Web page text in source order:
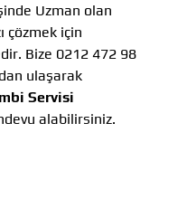
Uzman olan
çözmek için
Bize 0212 472 98
ulaşarak
Servisi
alabilirsiniz.